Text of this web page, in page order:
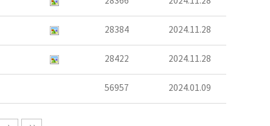
28384 2024.11.28
28422 2024.11.28
56957 2024.01.09